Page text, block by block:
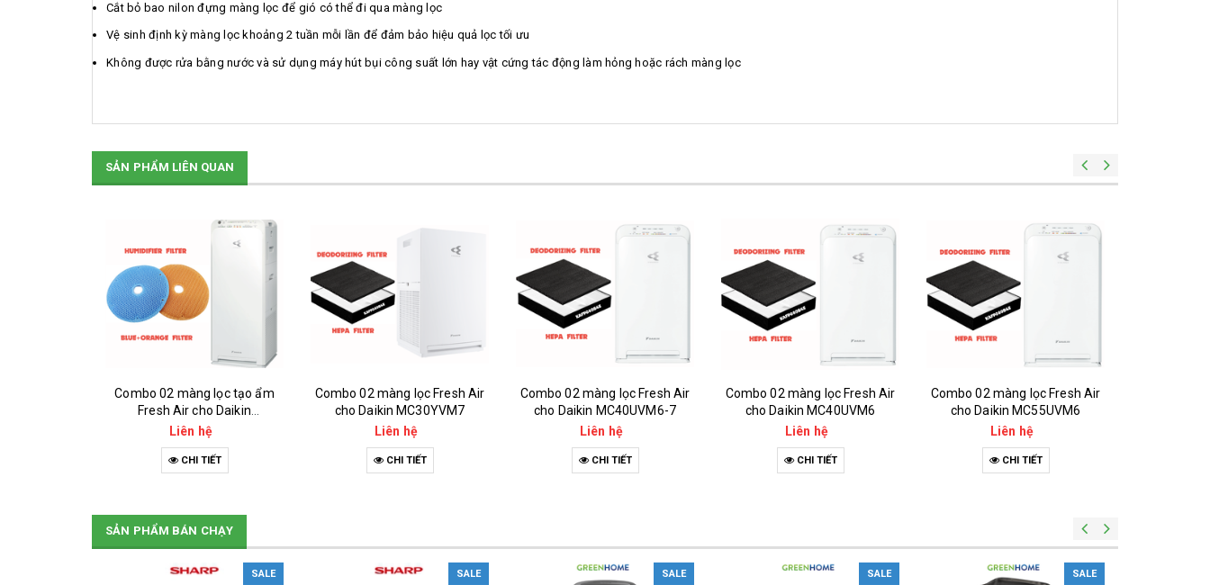
Cắt bỏ bao nilon đựng màng lọc để gió có thể đi qua màng lọc
Vệ sinh định kỳ màng lọc khoảng 2 tuần mỗi lần để đảm bảo hiệu quả lọc tối ưu
Không được rửa bằng nước và sử dụng máy hút bụi công suất lớn hay vật cứng tác động làm hỏng hoặc rách màng lọc
SẢN PHẨM LIÊN QUAN
Combo 02 màng lọc tạo ẩm
Fresh Air cho Daikin
MCK55TVM6
Liên hệ
CHI TIẾT
Combo 02 màng lọc Fresh Air
cho Daikin MC30YVM7
Liên hệ
CHI TIẾT
Combo 02 màng lọc Fresh Air
cho Daikin MC40UVM6-7
Liên hệ
CHI TIẾT
Combo 02 màng lọc Fresh Air
cho Daikin MC40UVM6
Liên hệ
CHI TIẾT
Combo 02 màng lọc Fresh Air
cho Daikin MC55UVM6
Liên hệ
CHI TIẾT
SẢN PHẨM BÁN CHẠY
SALE SALE SALE SALE SALE